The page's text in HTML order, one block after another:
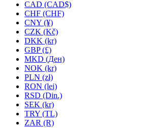
CAD (CAD$)
CHF (CHF)
CNY (¥)
CZK (Kč)
DKK (kr)
GBP (£)
MKD (Ден)
NOK (kr)
PLN (zł)
RON (lei)
RSD (Din.)
SEK (kr)
TRY (TL)
ZAR (R)